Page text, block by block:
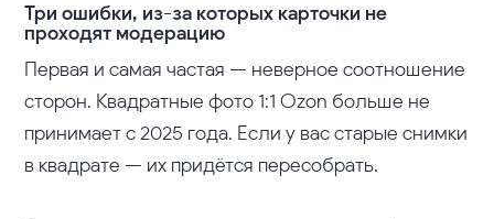
Три ошибки, из-за которых карточки не
проходят модерацию
Первая и самая частая — неверное соотношение
сторон. Квадратные фото 1:1 Ozon больше не
принимает с 2025 года. Если у вас старые снимки
в квадрате — их придётся пересобрать.